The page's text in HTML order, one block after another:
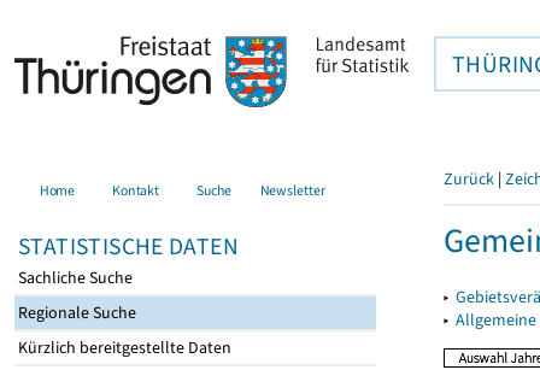
Home Kontakt Suche Newsletter
STATISTISCHE DATEN
Sachliche Suche
Regionale Suche
Kürzlich bereitgestellte Daten
Zurück |
▸
▸